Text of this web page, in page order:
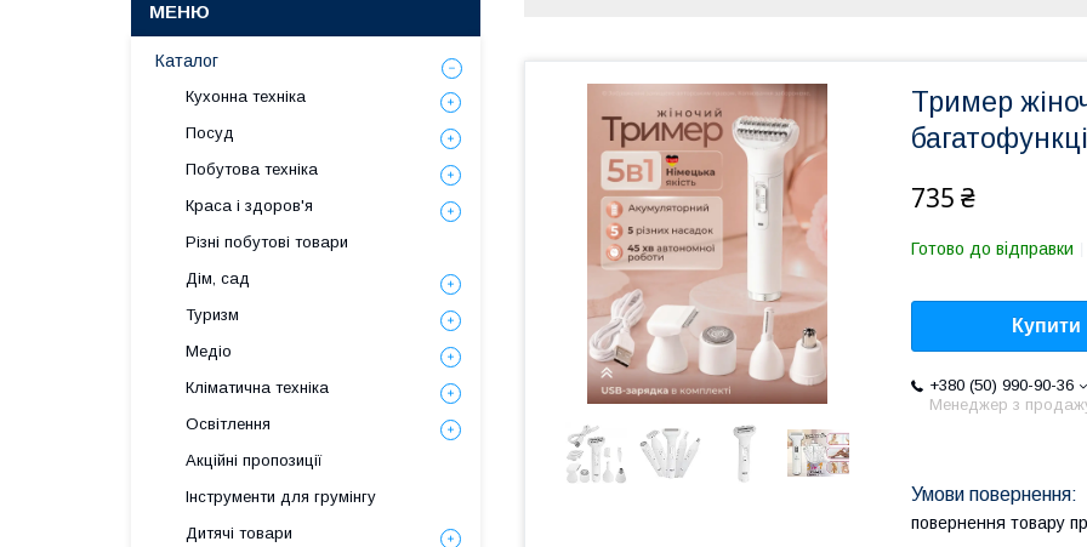
Тример
735 ₴
Готово до відправки
Купити
+380 (50) 990-90-36
Менеджер з
повернення товару
Каталог
Кухонна техніка
Посуд
Побутова техніка
Краса і здоров'я
Різні побутові товари
Дім, сад
Туризм
Медіо
Кліматична техніка
Освітлення
Акційні пропозиції
Інструменти для грумінгу
Дитячі товари